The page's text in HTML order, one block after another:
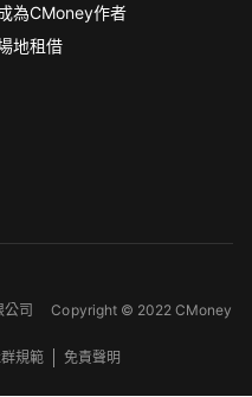
為CMoney作者
地租借
限公司Copyright © 2022 CMoney
規範 免責聲明